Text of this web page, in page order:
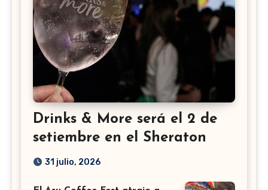
Drinks & More será el 2 de
setiembre en el Sheraton
31 julio, 2026